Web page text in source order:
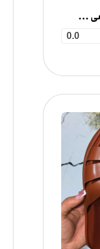
اسلیپر لژدار نگینی مجلسی مدل بلگاری
0.0